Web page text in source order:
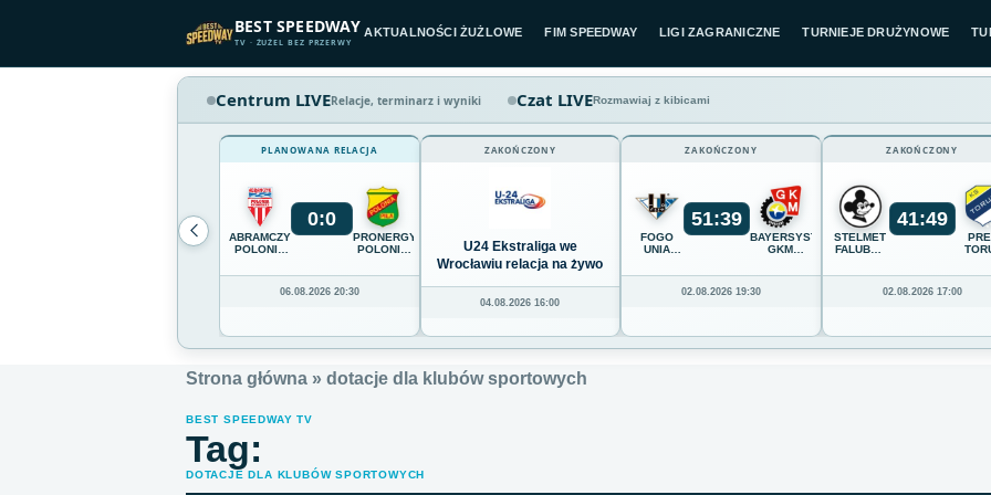
BEST SPEEDWAY
TV · ŻUŻEL BEZ PRZERWY
AKTUALNOŚCI ŻUŻLOWE FIM SPEEDWAY LIGI ZAGRANICZNE TURNIEJE DRUŻYNOWE
Centrum LIVERelacje, terminarz i wyniki Czat LIVERozmawiaj z kibicami
PLANOWANA RELACJA
ABRAMCZYK
POLONIA
0:0
PRONERGY
POLONIA
06.08.2026 20:30
ZAKOŃCZONY
U24 Ekstraliga we
Wrocławiu relacja na żywo
04.08.2026 16:00
ZAKOŃCZONY
FOGO
UNIA
51:39
BAYERSYSTEM
GKM
02.08.2026 19:30
ZAKOŃCZONY
STELMET
FALUBAZ
GÓRA
41:49
02.08.2026 17:00
Strona główna » dotacje dla klubów sportowych
BEST SPEEDWAY TV
Tag:
DOTACJE DLA KLUBÓW SPORTOWYCH